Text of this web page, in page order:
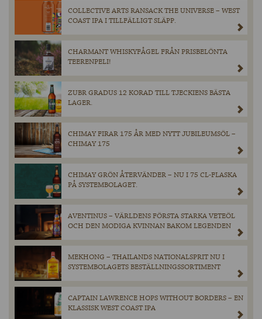
COLLECTIVE ARTS RANSACK THE UNIVERSE – WEST
COAST IPA I TILLFÄLLIGT SLÄPP.
CHARMANT WHISKYFÅGEL FRÅN PRISBELÖNTA
TEERENPELI!
ZUBR GRADUS 12 KORAD TILL TJECKIENS BÄSTA
LAGER.
CHIMAY FIRAR 175 ÅR MED NYTT JUBILEUMSÖL –
CHIMAY 175
CHIMAY GRÖN ÅTERVÄNDER – NU I 75 CL-FLASKA
PÅ SYSTEMBOLAGET.
AVENTINUS – VÄRLDENS FÖRSTA STARKA VETEÖL
OCH DEN MODIGA KVINNAN BAKOM LEGENDEN
MEKHONG – THAILANDS NATIONALSPRIT NU I
SYSTEMBOLAGETS BESTÄLLNINGSSORTIMENT
CAPTAIN LAWRENCE HOPS WITHOUT BORDERS – EN
KLASSISK WEST COAST IPA